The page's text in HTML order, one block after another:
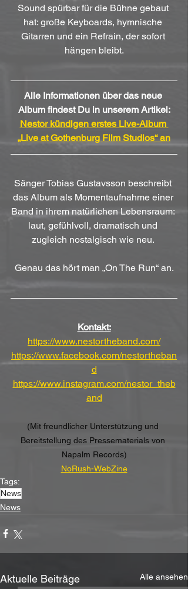
Sound spürbar für die Bühne gebaut
hat: große Keyboards, hymnische
Gitarren und ein Refrain, der sofort
hängen bleibt.
Alle Informationen über das neue
Album findest Du in unserem Artikel:
Nestor kündigen erstes Live-Album
„Live at Gothenburg Film Studios“ an
Sänger Tobias Gustavsson beschreibt
das Album als Momentaufnahme einer
Band in ihrem natürlichen Lebensraum:
laut, gefühlvoll, dramatisch und
zugleich nostalgisch wie neu.
Genau das hört man „On The Run“ an.
Kontakt:
https://www.nestortheband.com/
https://www.facebook.com/nestortheban
d
https://www.instagram.com/nestor_theb
and
(Mit freundlicher Unterstützung und
Bereitstellung des Pressematerials von
Napalm Records)
NoRush-WebZine
Tags:
News
News
Aktuelle Beiträge Alle ansehen